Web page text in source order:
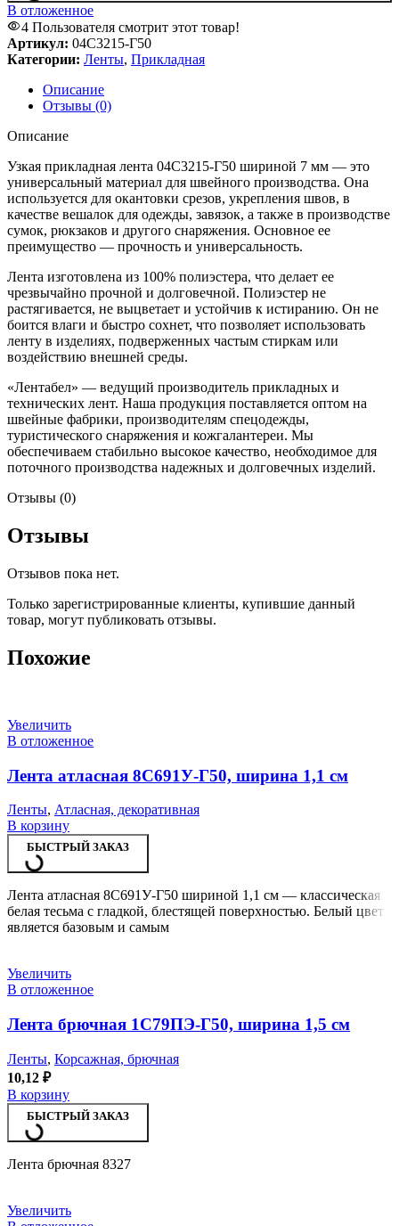
В отложенное
4 Пользователя смотрит этот товар!
Артикул: 04С3215-Г50
Категории: Ленты, Прикладная
Описание
Отзывы (0)
Описание
Узкая прикладная лента 04С3215-Г50 шириной 7 мм — это
универсальный материал для швейного производства. Она
используется для окантовки срезов, укрепления швов, в
качестве вешалок для одежды, завязок, а также в производстве
сумок, рюкзаков и другого снаряжения. Основное ее
преимущество — прочность и универсальность.
Лента изготовлена из 100% полиэстера, что делает ее
чрезвычайно прочной и долговечной. Полиэстер не
растягивается, не выцветает и устойчив к истиранию. Он не
боится влаги и быстро сохнет, что позволяет использовать
ленту в изделиях, подверженных частым стиркам или
воздействию внешней среды.
«Лентабел» — ведущий производитель прикладных и
технических лент. Наша продукция поставляется оптом на
швейные фабрики, производителям спецодежды,
туристического снаряжения и кожгалантереи. Мы
обеспечиваем стабильно высокое качество, необходимое для
поточного производства надежных и долговечных изделий.
Отзывы (0)
Отзывы
Отзывов пока нет.
Только зарегистрированные клиенты, купившие данный
товар, могут публиковать отзывы.
Похожие
Увеличить
В отложенное
Лента атласная 8С691У-Г50, ширина 1,1 см
Ленты, Атласная, декоративная
В корзину
БЫСТРЫЙ ЗАКАЗ
Лента атласная 8С691У-Г50 шириной 1,1 см — классическая
белая тесьма с гладкой, блестящей поверхностью. Белый цвет
является базовым и самым
Увеличить
В отложенное
Лента брючная 1С79ПЭ-Г50, ширина 1,5 см
Ленты, Корсажная, брючная
10,12 ₽
В корзину
БЫСТРЫЙ ЗАКАЗ
Лента брючная 8327
Увеличить